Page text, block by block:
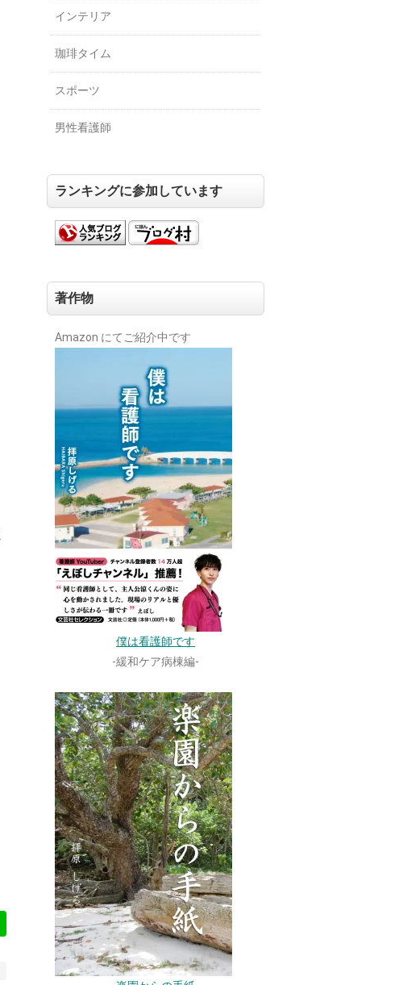
インテリア
珈琲タイム
スポーツ
男性看護師
ランキングに参加しています
著作物
Amazon にてご紹介中です
僕は看護師です
-緩和ケア病棟編-